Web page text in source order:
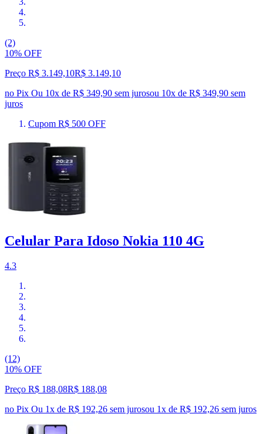
(2)
10% OFF
Preço R$ 3.149,10R$ 3.149,10
no Pix Ou 10x de R$ 349,90 sem jurosou 10x de R$ 349,90 sem
juros
Cupom R$ 500 OFF
Celular Para Idoso Nokia 110 4G
4.3
(12)
10% OFF
Preço R$ 188,08R$ 188,08
no Pix Ou 1x de R$ 192,26 sem jurosou 1x de R$ 192,26 sem juros